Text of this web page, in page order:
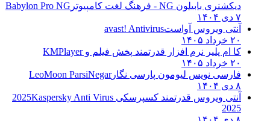
دیکشنری بابیلون NG - فرهنگ لغت کامپیوتر
Babylon Pro NG
۷ دی ۱۴۰۴
آنتی ویروس آواستavast! Antivirus
۲۰ خرداد ۱۴۰۵
کا ام پلیر نرم افزار قدرتمند پخش فیلم وKMPlayer
۲۰ خرداد ۱۴۰۵
فارسی نویس لیومون پارسی نگارLeoMoon ParsiNegar
۸ دی ۱۴۰۴
آنتی ویروس قدرتمند کسپرسکی 2025 Kaspersky Anti Virus
2025